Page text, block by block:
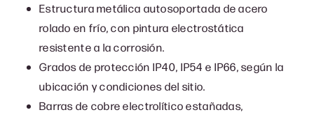
Estructura metálica autosoportada de acero
rolado en frío, con pintura electrostática
resistente a la corrosión.
Grados de protección IP40, IP54 e IP66, según la
ubicación y condiciones del sitio.
Barras de cobre electrolítico estañadas,